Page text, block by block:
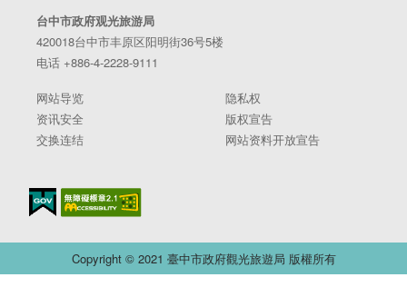
台中市政府观光旅游局
420018台中市丰原区阳明街36号5楼
电话 +886-4-2228-9111
网站导览
隐私权
资讯安全
版权宣告
交换连结
网站资料开放宣告
Copyright © 2021 臺中市政府觀光旅遊局 版權所有